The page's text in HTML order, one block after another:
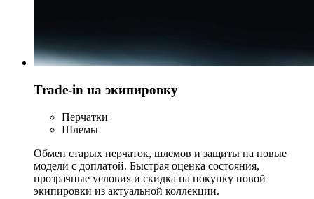
Trade-in на экипировку
Перчатки
Шлемы
Обмен старых перчаток, шлемов и защиты на новые
модели с доплатой. Быстрая оценка состояния,
прозрачные условия и скидка на покупку новой
экипировки из актуальной коллекции.